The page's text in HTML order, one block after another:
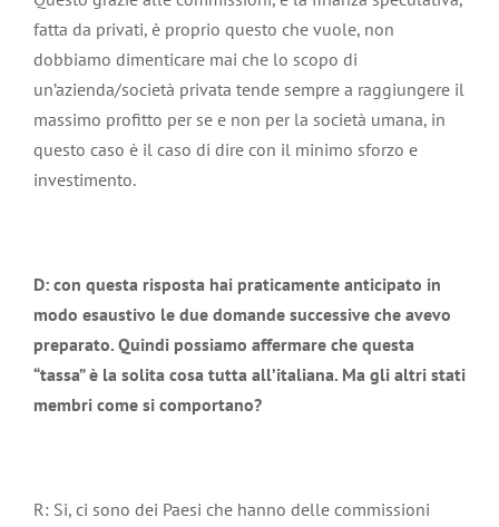
fatta da privati, è proprio questo che vuole, non
dobbiamo dimenticare mai che lo scopo di
un’azienda/società privata tende sempre a raggiungere il
massimo profitto per se e non per la società umana, in
questo caso è il caso di dire con il minimo sforzo e
investimento.
D: con questa risposta hai praticamente anticipato in
modo esaustivo le due domande successive che avevo
preparato. Quindi possiamo affermare che questa
“tassa” è la solita cosa tutta all’italiana. Ma gli altri stati
membri come si comportano?
R: Si, ci sono dei Paesi che hanno delle commissioni